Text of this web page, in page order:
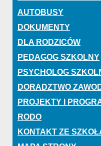
AUTOBUSY
DOKUMENTY
DLA RODZICÓW
PEDAGOG SZKOLNY
PSYCHOLOG
DORADZTWO
PROJEKTY I
RODO
KONTAKT ZE